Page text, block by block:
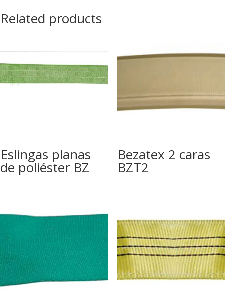
Related products
Eslingas planas
de poliéster BZ
Bezatex 2 caras
BZT2